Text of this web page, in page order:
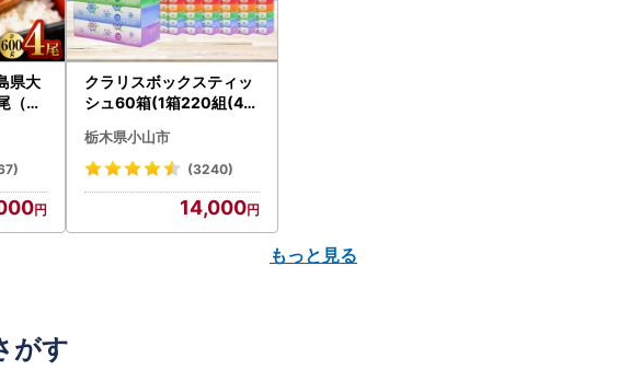
県大
（60
菜 総
クラリスボックスティッ
シュ60箱(1箱220組(44
ト)【配送不可地域：離島
・沖縄県】【1256759】
栃木県小山市
(3240)
14,000
もっと見る
がす